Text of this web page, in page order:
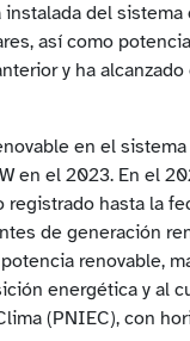
del
así como
y ha
en el
en el 2023. En el
hasta la
de generación
renovable,
energética y al
(PNIEC), con